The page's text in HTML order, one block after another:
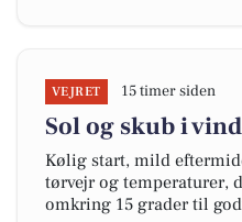
VEJRET 15 timer siden
Sol og skub i
Kølig start, mild
tørvejr og temperaturer,
omkring 15 grader til